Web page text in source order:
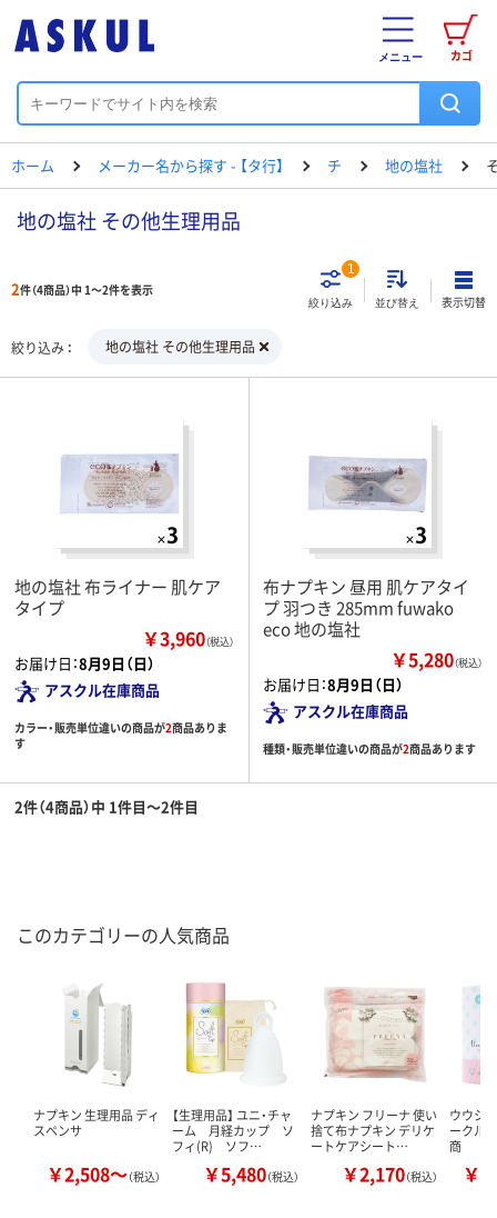
カゴ
メニュー
ホーム メーカー名から探す - 【タ行】 チ 地の塩社
地の塩社 その他生理用品
2件（4商品）中 1～2件を表示
絞り込み
1
並び替え 表示切替
絞り込み 地の塩社 その他生理用品
地の塩社 布ライナー 肌ケア
タイプ
￥3,960（税込）
お届け日：8月9日（日）
アスクル在庫商品
カラー・販売単位違いの商品が2商品ありま
す
布ナプキン 昼用 肌ケアタイ
プ 羽つき 285mm fuwako
eco 地の塩社
￥5,280（税込）
お届け日：8月9日（日）
アスクル在庫商品
種類・販売単位違いの商品が2商品あります
2件（4商品）中 1件目～2件目
このカテゴリーの人気商品
ナプキン 生理用品 ディ
スペンサ
￥2,508～（税込）
【生理用品】 ユニ・チャ
ーム 月経カップ ソ
フィ(R) ソフ…
￥5,480（税込）
ナプキン フリーナ 使い
捨て布ナプキン デリケ
ートケアシート…
￥2,170（税込）
ウウシ
ークル
商
￥